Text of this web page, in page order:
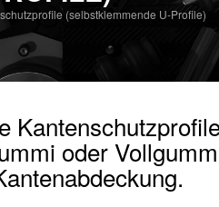
(selbstklemmende U-Profile)
oder